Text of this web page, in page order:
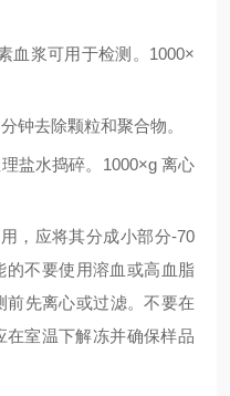
血浆可用于检测。 1000×
分钟去除颗粒和聚合物。
盐水捣碎。 1000×g 离心
，应将其分成小部分-70
不要使用溶血或高血脂
前先离心或过滤。不要在
在室温下解冻并确保样品